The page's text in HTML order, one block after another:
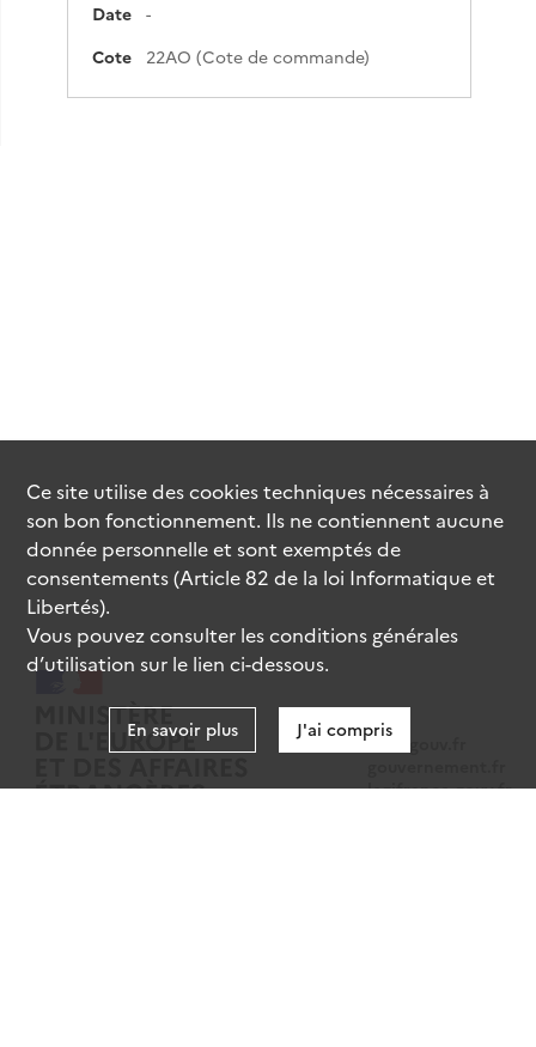
Date
-
Cote
22AO (Cote de commande)
data.gouv.fr
legifrance.gouv.fr
Ce site utilise descookiestechniques nécessaires à
son bon fonctionnement. Ils ne contiennent aucune
donnée personnelle et sont exemptés de
consentements (Article 82 de la loi Informatique et
Libertés).
Vous pouvez consulter les conditions générales
d’utilisation sur le lien ci-dessous.
En savoir plus J'ai compris